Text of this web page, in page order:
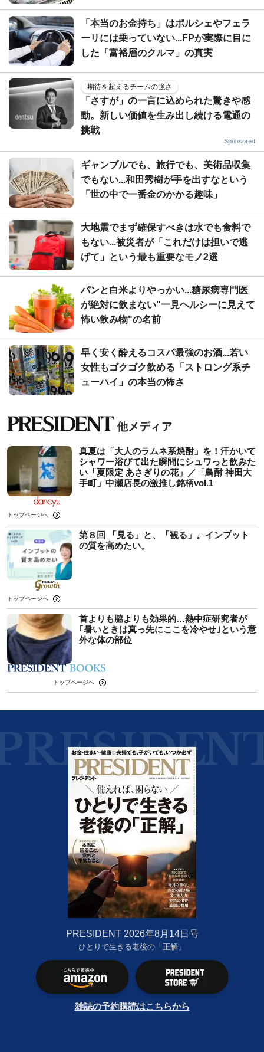
「本当のお金持ち」はポルシェやフェラ
ーリには乗っていない...FPが実際に目に
した「富裕層のクルマ」の真実
期待を超えるチームの強さ
「さすが」の一言に込められた驚きや感
動。新しい価値を生み出し続ける電通の
挑戦
Sponsored
ギャンブルでも、旅行でも、美術品収集
でもない...和田秀樹が手を出すなという
「世の中で一番金のかかる趣味」
大地震でまず確保すべきは水でも食料で
もない...被災者が「これだけは担いで逃
げて」という最も重要なモノ2選
パンと白米よりやっかい...糖尿病専門医
が絶対に飲まない"一見ヘルシーに見えて
怖い飲み物"の名前
早く安く酔えるコスパ最強のお酒...若い
女性もゴクゴク飲める「ストロング系チ
ューハイ」の本当の怖さ
真夏は「大人のラムネ系焼酎」を！汗かいて
シャワー浴びて出た瞬間にシュワっと飲みた
い「夏限定 あさぎりの花」／「鳥酎 神田大
手町」中瀬店長の激推し銘柄vol.1
トップページへ
第８回 「見る」と、「観る」。インプット
の質を高めたい。
トップページへ
首よりも脇よりも効果的…熱中症研究者が
｢暑いときは真っ先にここを冷やせ｣という意
外な体の部位
トップページへ
PRESIDENT 2026年8月14日号
ひとりで生きる老後の「正解」
雑誌の予約購読はこちらから